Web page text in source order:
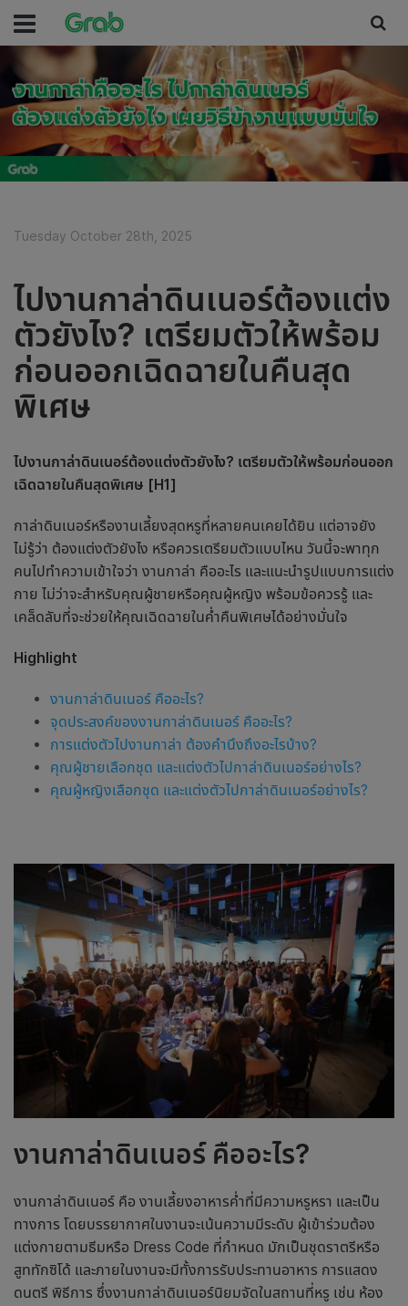
Tuesday October 28th, 2025
ไปงานกาล่าดินเนอร์ต้องแต่ง
ตัวยังไง? เตรียมตัวให้พร้อม
ก่อนออกเฉิดฉายในคืนสุด
พิเศษ
ไปงานกาล่าดินเนอร์ต้องแต่งตัวยังไง? เตรียมตัวให้พร้อมก่อนออก
เฉิดฉายในคืนสุดพิเศษ [H1]
กาล่าดินเนอร์หรืองานเลี้ยงสุดหรูที่หลายคนเคยได้ยิน แต่อาจยัง
ไม่รู้ว่า ต้องแต่งตัวยังไง หรือควรเตรียมตัวแบบไหน วันนี้จะพาทุก
คนไปทำความเข้าใจว่า งานกาล่า คืออะไร และแนะนำรูปแบบการแต่ง
กาย ไม่ว่าจะสำหรับคุณผู้ชายหรือคุณผู้หญิง พร้อมข้อควรรู้ และ
เคล็ดลับที่จะช่วยให้คุณเฉิดฉายในค่ำคืนพิเศษได้อย่างมั่นใจ
Highlight
งานกาล่าดินเนอร์ คืออะไร?
จุดประสงค์ของงานกาล่าดินเนอร์ คืออะไร?
การแต่งตัวไปงานกาล่า ต้องคำนึงถึงอะไรบ้าง?
คุณผู้ชายเลือกชุด และแต่งตัวไปกาล่าดินเนอร์อย่างไร?
คุณผู้หญิงเลือกชุด และแต่งตัวไปกาล่าดินเนอร์อย่างไร?
งานกาล่าดินเนอร์ คืออะไร?
งานกาล่าดินเนอร์ คือ งานเลี้ยงอาหารค่ำที่มีความหรูหรา และเป็น
ทางการ โดยบรรยากาศในงานจะเน้นความมีระดับ ผู้เข้าร่วมต้อง
แต่งกายตามธีมหรือ Dress Code ที่กำหนด มักเป็นชุดราตรีหรือ
สูททักซิโด้ และภายในงานจะมีทั้งการรับประทานอาหาร การแสดง
ดนตรี พิธีการ ซึ่งงานกาล่าดินเนอร์นิยมจัดในสถานที่หรู เช่น ห้อง